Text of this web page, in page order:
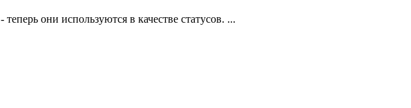
они используются в качестве статусов. ...